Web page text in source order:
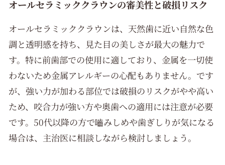
オールセラミッククラウンの審美性と破損リスク
オールセラミッククラウンは、天然歯に近い自然な色
調と透明感を持ち、見た目の美しさが最大の魅力で
す。特に前歯部での使用に適しており、金属を一切使
わないため金属アレルギーの心配もありません。です
が、強い力が加わる部位では破損のリスクがやや高い
ため、咬合力が強い方や奥歯への適用には注意が必要
です。50代以降の方で嚙みしめや歯ぎしりが気になる
場合は、主治医に相談しながら検討しましょう。